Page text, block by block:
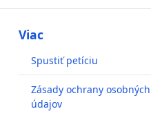
Viac
Spustiť petíciu
Zásady ochrany osobných
údajov